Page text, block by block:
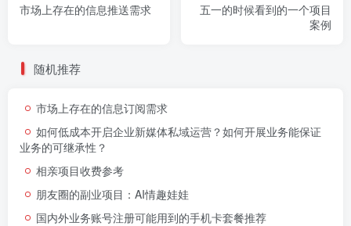
市场上存在的信息推送需求
五一的时候看到的一个项目
案例
随机推荐
市场上存在的信息订阅需求
如何低成本开启企业新媒体私域运营？如何开展业务能保证
业务的可继承性？
相亲项目收费参考
朋友圈的副业项目：AI情趣娃娃
国内外业务账号注册可能用到的手机卡套餐推荐